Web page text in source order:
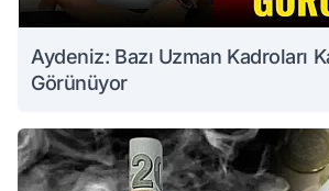
Aydeniz: Bazı Uzman Kadroları
Görünüyor